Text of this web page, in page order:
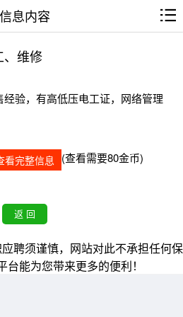
信息内容
、维修
验，有高低压电工证，网络管理
看完整信息 (查看需要80金币)
聘须谨慎，网站对此不承担任何保
能为您带来更多的便利！